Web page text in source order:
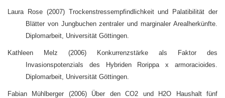
Laura Rose (2007) Trockenstressempfindlichkeit und Palatibilität der
Blätter von Jungbuchen zentraler und marginaler Arealherkünfte.
Diplomarbeit, Universität Göttingen.
Kathleen Melz (2006) Konkurrenzstärke als Faktor des
Invasionspotenzials des Hybriden Rorippa x armoracioides.
Diplomarbeit, Universität Göttingen.
Fabian Mühlberger (2006) Über den CO2 und H2O Haushalt fünf